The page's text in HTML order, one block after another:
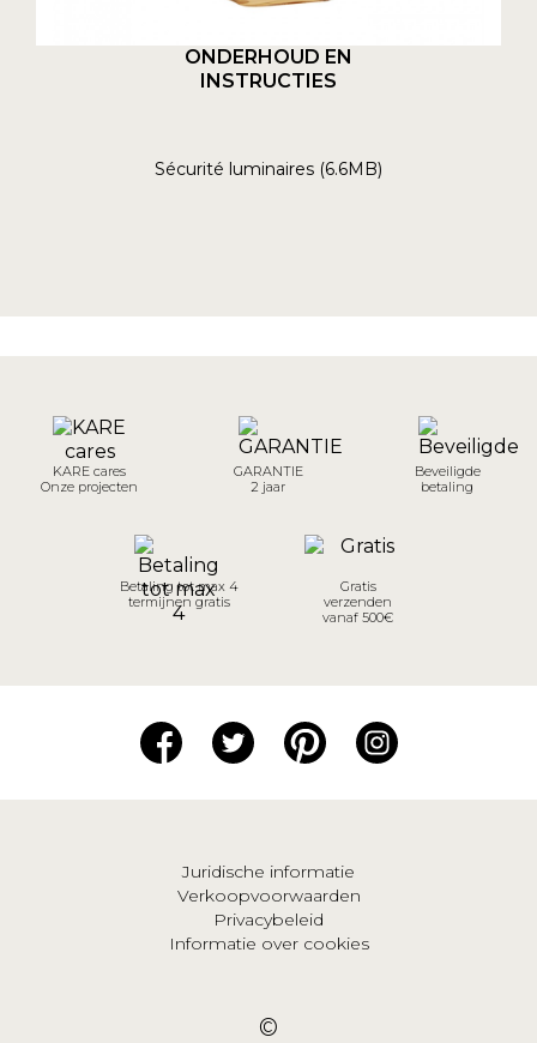
ONDERHOUD EN
INSTRUCTIES
Sécurité luminaires (6.6MB)
KARE cares
Onze projecten
GARANTIE
2 jaar
Beveiligde
betaling
Betaling tot max 4
termijnen gratis
Gratis
verzenden
vanaf 500€
Juridische informatie
Verkoopvoorwaarden
Privacybeleid
Informatie over cookies
©